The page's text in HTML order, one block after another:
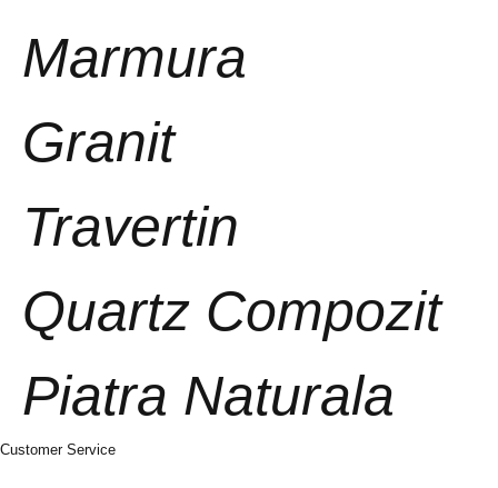
Marmura
Granit
Travertin
Quartz Compozit
Piatra Naturala
Customer Service